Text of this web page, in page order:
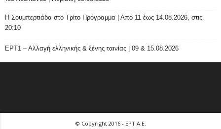
H Σουμπερτιάδα στο Τρίτο Πρόγραμμα | Από 11 έως 14.08.2026, στις
20:10
ΕΡΤ1 – Αλλαγή ελληνικής & ξένης ταινίας | 09 & 15.08.2026
© Copyright 2016 - ΕΡΤ Α.Ε.